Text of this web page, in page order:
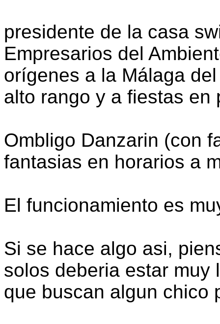
presidente de la casa
Empresarios del
orígenes a la Málaga
alto rango y a fiestas en
Ombligo Danzarin (con
fantasias en horarios a
El funcionamiento es
Si se hace algo asi,
solos deberia estar muy
que buscan algun chico